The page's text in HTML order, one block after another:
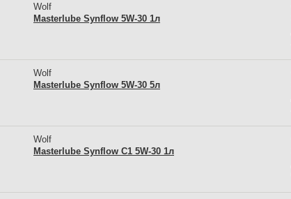
Wolf
Masterlube Synflow 5W-30 1л
Wolf
Masterlube Synflow 5W-30 5л
Wolf
Masterlube Synflow C1 5W-30 1л